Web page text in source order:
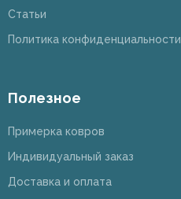
Статьи
Политика конфиденциальности
Полезное
Примерка ковров
Индивидуальный заказ
Доставка и оплата